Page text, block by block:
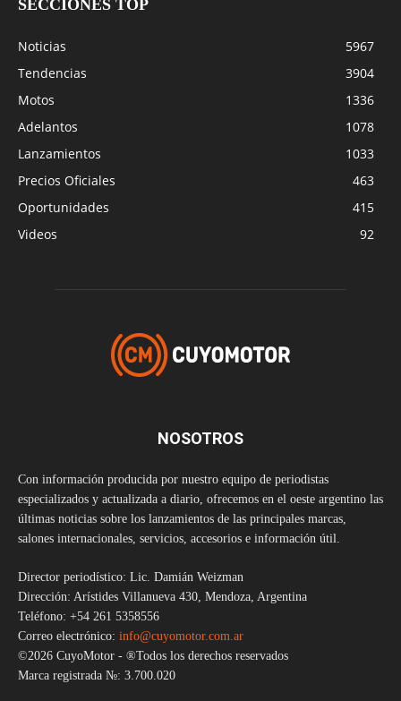
SECCIONES TOP
Noticias
5967
Tendencias
3904
Motos
1336
Adelantos
1078
Lanzamientos
1033
Precios Oficiales
463
Oportunidades
415
Videos
92
NOSOTROS
Con información producida por nuestro equipo de periodistas
especializados y actualizada a diario, ofrecemos en el oeste argentino las
últimas noticias sobre los lanzamientos de las principales marcas,
salones internacionales, servicios, accesorios e información útil.
Director periodístico: Lic. Damián Weizman
Dirección: Arístides Villanueva 430, Mendoza, Argentina
Teléfono: +54 261 5358556
Correo electrónico: info@cuyomotor.com.ar
©2026 CuyoMotor - ®Todos los derechos reservados
Marca registrada №: 3.700.020